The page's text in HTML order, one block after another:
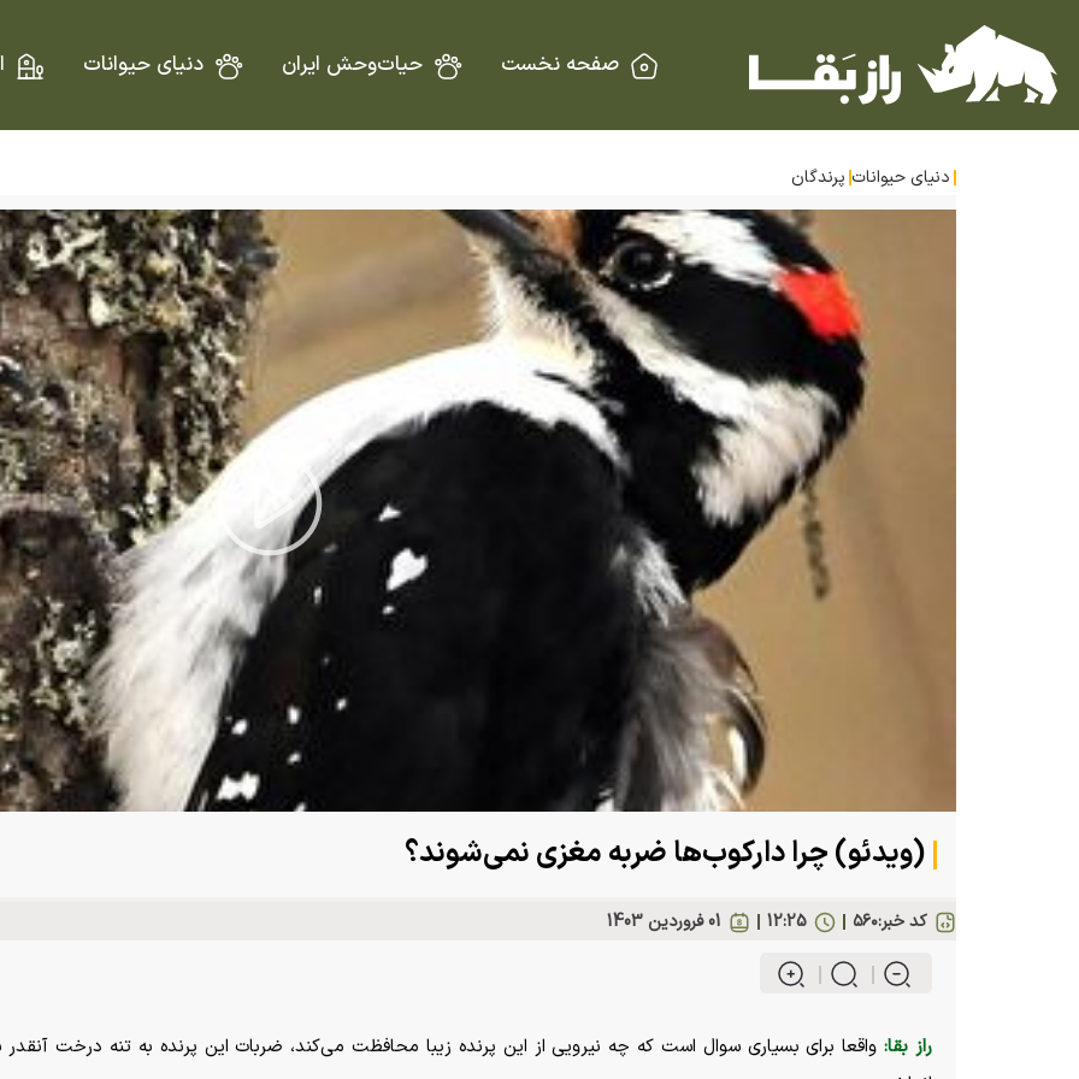
صفحه نخست حیات‌وحش ایران دنیای حیوانات
دنیای حیوانات پرندگان
Play
Video
(ویدئو) چرا دارکوب‌ها ضربه مغزی نمی‌شوند؟
کد خبر:۵۶۰ 01 فروردين 1403 12:25
راز بقا:واقعا برای بسیاری سوال است که چه نیرویی از این پرنده زیبا محافظت می‌کند، ضربات این پرنده به تنه درخت